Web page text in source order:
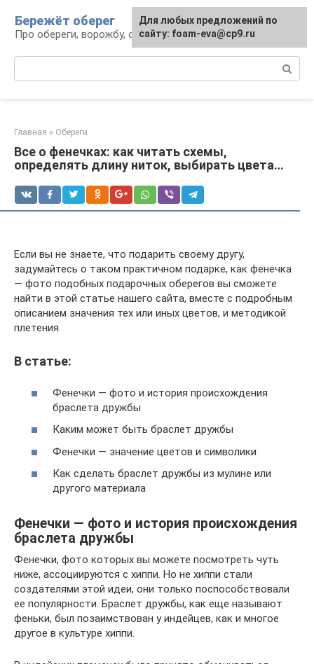
контенту
Бережёт оберег
Про обереги, ворожбу, сны и гадания
Главная » Обереги
Все о фенечках: как читать схемы,
определять длину ниток, выбирать цвета…
Если вы не знаете, что подарить своему другу,
задумайтесь о таком практичном подарке, как фенечка
— фото подобных подарочных оберегов вы сможете
найти в этой статье нашего сайта, вместе с подробным
описанием значения тех или иных цветов, и методикой
плетения.
В статье:
Фенечки — фото и история происхождения
браслета дружбы
Каким может быть браслет дружбы
Фенечки — значение цветов и символики
Как сделать браслет дружбы из мулине или
другого материала
Фенечки — фото и история происхождения
браслета дружбы
Фенечки, фото которых вы можете посмотреть чуть
ниже, ассоциируются с хиппи. Но не хиппи стали
создателями этой идеи, они только поспособствовали
ее популярности. Браслет дружбы, как еще называют
феньки, был позаимствован у индейцев, как и многое
другое в культуре хиппи.
Для любых предложений по
сайту: foam-eva@cp9.ru